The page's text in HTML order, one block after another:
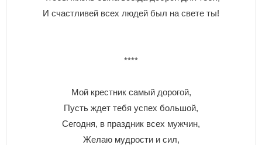
И счастливей всех людей был на свете ты!
****
Мой крестник самый дорогой,
Пусть ждет тебя успех большой,
Сегодня, в праздник всех мужчин,
Желаю мудрости и сил,